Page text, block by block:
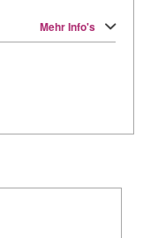
Mehr Info's